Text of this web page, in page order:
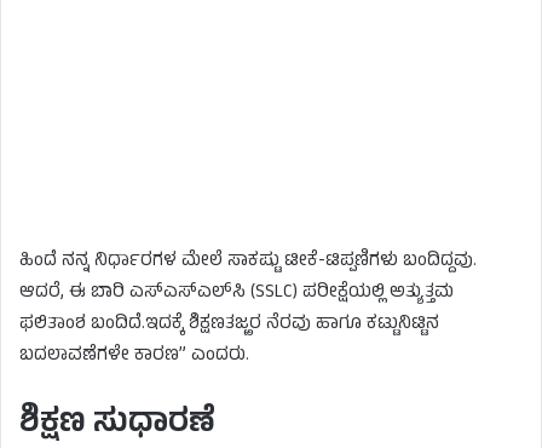
ಹಿಂದೆ ನನ್ನ ನಿರ್ಧಾರಗಳ ಮೇಲೆ ಸಾಕಷ್ಟು ಟೀಕೆ-ಟಿಪ್ಪಣಿಗಳು ಬಂದಿದ್ದವು.
ಆದರೆ, ಈ ಬಾರಿ ಎಸ್‌ಎಸ್‌ಎಲ್‌ಸಿ (SSLC) ಪರೀಕ್ಷೆಯಲ್ಲಿ ಅತ್ಯುತ್ತಮ
ಫಲಿತಾಂಶ ಬಂದಿದೆ.ಇದಕ್ಕೆ ಶಿಕ್ಷಣತಜ್ಱರ ನೆರವು ಹಾಗೂ ಕಟ್ಟುನಿಟ್ಟಿನ
ಬದಲಾವಣೆಗಳೇ ಕಾರಣ” ಎಂದರು.
ಶಿಕ್ಷಣ ಸುಧಾರಣೆ